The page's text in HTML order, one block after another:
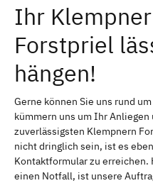
Ihr
Forstpriel
hängen!
Gerne können Sie uns rund
kümmern uns um Ihr
zuverlässigsten Klempnern
nicht dringlich sein, ist es
Kontaktformular zu erreichen.
einen Notfall, ist unsere